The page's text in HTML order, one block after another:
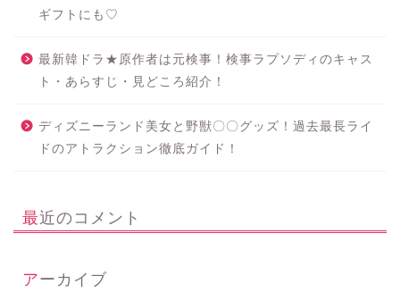
ギフトにも♡
最新韓ドラ★原作者は元検事！検事ラプソディのキャス
ト・あらすじ・見どころ紹介！
ディズニーランド美女と野獣〇〇グッズ！過去最長ライ
ドのアトラクション徹底ガイド！
最近のコメント
アーカイブ